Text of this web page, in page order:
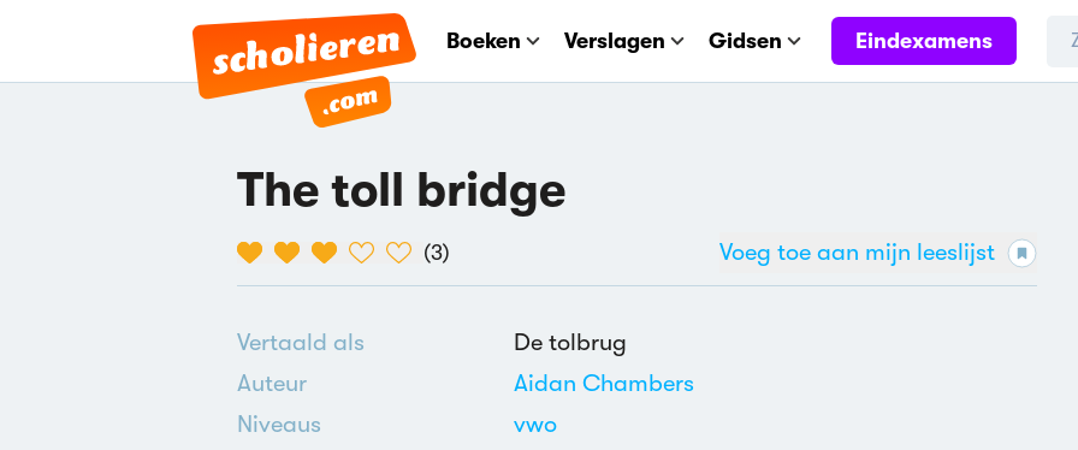
Boeken Verslagen Gidsen Eindexamens
The toll bridge
(3) Voeg toe aan mijn leeslijst
Vertaald als
De tolbrug
Auteur
Aidan Chambers
Niveaus
vwo